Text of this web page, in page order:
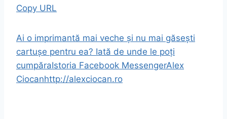
Copy URL
Ai o imprimantă mai veche și nu mai găsești
cartușe pentru ea? Iată de unde le poți
cumpăraIstoria Facebook MessengerAlex
Ciocanhttp://alexciocan.ro